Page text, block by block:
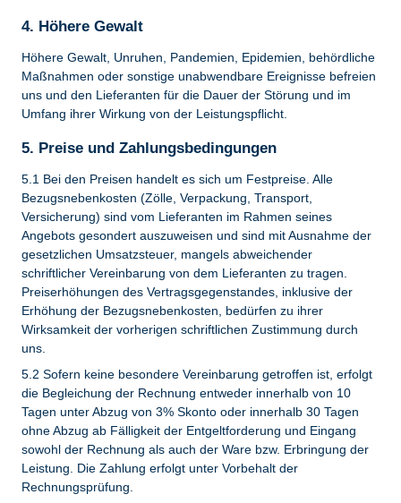
4. Höhere Gewalt
Höhere Gewalt, Unruhen, Pandemien, Epidemien, behördliche
Maßnahmen oder sonstige unabwendbare Ereignisse befreien
uns und den Lieferanten für die Dauer der Störung und im
Umfang ihrer Wirkung von der Leistungspflicht.
5. Preise und Zahlungsbedingungen
5.1 Bei den Preisen handelt es sich um Festpreise. Alle
Bezugsnebenkosten (Zölle, Verpackung, Transport,
Versicherung) sind vom Lieferanten im Rahmen seines
Angebots gesondert auszuweisen und sind mit Ausnahme der
gesetzlichen Umsatzsteuer, mangels abweichender
schriftlicher Vereinbarung von dem Lieferanten zu tragen.
Preiserhöhungen des Vertragsgegenstandes, inklusive der
Erhöhung der Bezugsnebenkosten, bedürfen zu ihrer
Wirksamkeit der vorherigen schriftlichen Zustimmung durch
uns.
5.2 Sofern keine besondere Vereinbarung getroffen ist, erfolgt
die Begleichung der Rechnung entweder innerhalb von 10
Tagen unter Abzug von 3% Skonto oder innerhalb 30 Tagen
ohne Abzug ab Fälligkeit der Entgeltforderung und Eingang
sowohl der Rechnung als auch der Ware bzw. Erbringung der
Leistung. Die Zahlung erfolgt unter Vorbehalt der
Rechnungsprüfung.